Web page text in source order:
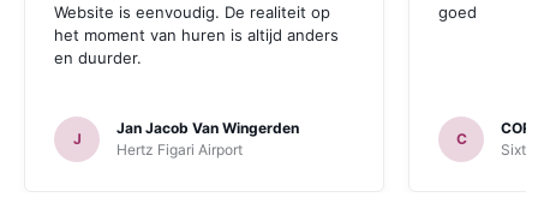
Website is eenvoudig. De realiteit op
het moment van huren is altijd anders
en duurder.
J
Jan Jacob Van Wingerden
Hertz Figari Airport
goed
C
Sixt